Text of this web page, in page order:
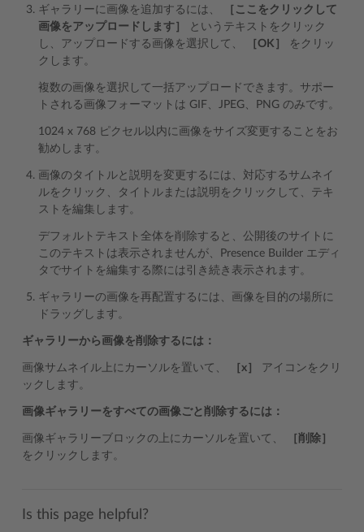
ギャラリーに画像を追加するには、
［ここをクリックして
画像をアップロードします］
というテキストをクリック
し、アップロードする画像を選択して、
［OK］
をクリッ
クします。
複数の画像を選択して一括アップロードできます。サポー
トされる画像フォーマットは GIF、JPEG、PNG のみです。
1024 x 768 ピクセル以内に画像をサイズ変更することをお
勧めします。
画像のタイトルと説明を変更するには、対応するサムネイ
ルをクリック、タイトルまたは説明をクリックして、テキ
ストを編集します。
デフォルトテキスト全体を削除すると、公開後のサイトに
このテキストは表示されませんが、Presence Builder エディ
タでサイトを編集する際には引き続き表示されます。
ギャラリーの画像を再配置するには、画像を目的の場所に
ドラッグします。
ギャラリーから画像を削除するには：
画像サムネイル上にカーソルを置いて、 ［x］
アイコンをクリ
ックします。
画像ギャラリーをすべての画像ごと削除するには：
画像ギャラリーブロックの上にカーソルを置いて、
［削除］
をクリックします。
Is this page helpful?